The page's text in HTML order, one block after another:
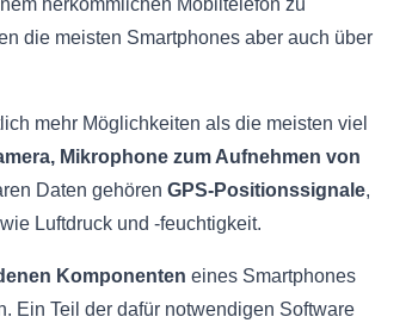
herkömmlichen Mobiltelefon zu
die meisten Smartphones aber auch über
mehr Möglichkeiten als die meisten viel
Mikrophone zum Aufnehmen von
Daten gehören GPS-Positionssignale,
Luftdruck und -feuchtigkeit.
Komponenten eines Smartphones
Ein Teil der dafür notwendigen Software